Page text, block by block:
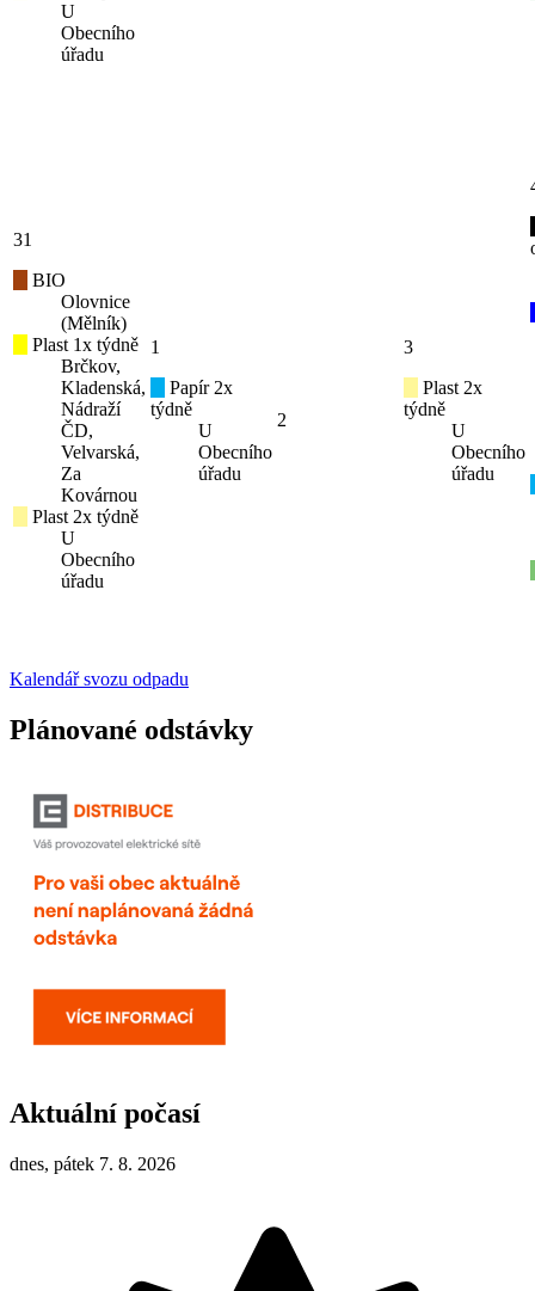
U
Obecního
úřadu
31
BIO
Olovnice
(Mělník)
Plast 1x týdně
Brčkov,
Kladenská,
Nádraží
ČD,
Velvarská,
Za
Kovárnou
Plast 2x týdně
U
Obecního
úřadu
1
Papír 2x
týdně
U
Obecního
úřadu
2
3
Plast 2x
týdně
U
Obecního
úřadu
Kalendář svozu odpadu
Plánované odstávky
Aktuální počasí
dnes, pátek 7. 8. 2026